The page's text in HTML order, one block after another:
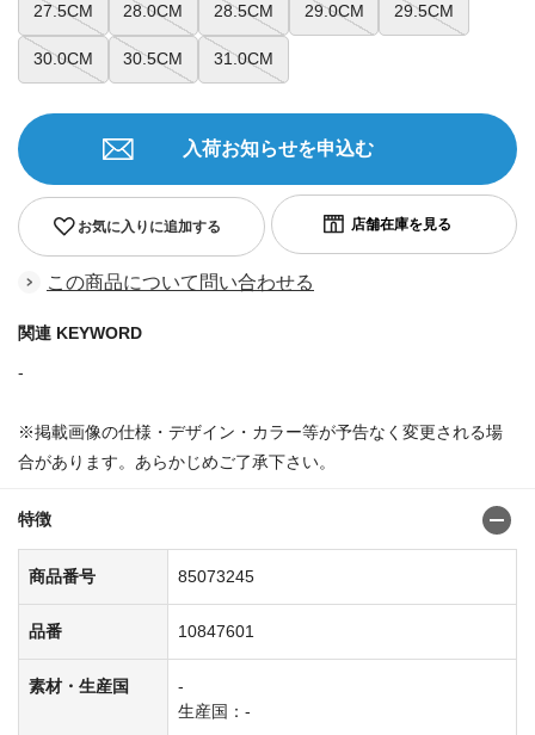
27.5CM 28.0CM 28.5CM 29.0CM 29.5CM
30.0CM 30.5CM 31.0CM
お気に入りに追加する
入荷お知らせを申込む
この商品について問い合わせる
関連 KEYWORD
-
※掲載画像の仕様・デザイン・カラー等が予告なく変更される場
合があります。あらかじめご了承下さい。
特徴
商品番号 85073245
品番 10847601
素材・生産国
-
生産国：-